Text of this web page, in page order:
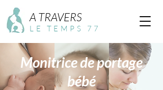
LE TEMPS 77
A TRAVERS
Monitrice de portage
bébé